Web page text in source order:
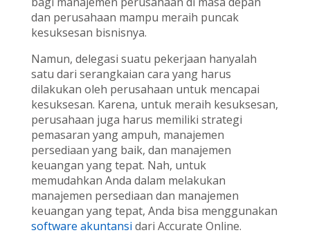
dan perusahaan mampu meraih puncak
kesuksesan bisnisnya.
Namun, delegasi suatu pekerjaan hanyalah
satu dari serangkaian cara yang harus
dilakukan oleh perusahaan untuk mencapai
kesuksesan. Karena, untuk meraih kesuksesan,
perusahaan juga harus memiliki strategi
pemasaran yang ampuh, manajemen
persediaan yang baik, dan manajemen
keuangan yang tepat. Nah, untuk
memudahkan Anda dalam melakukan
manajemen persediaan dan manajemen
keuangan yang tepat, Anda bisa menggunakan
software akuntansi dari Accurate Online.